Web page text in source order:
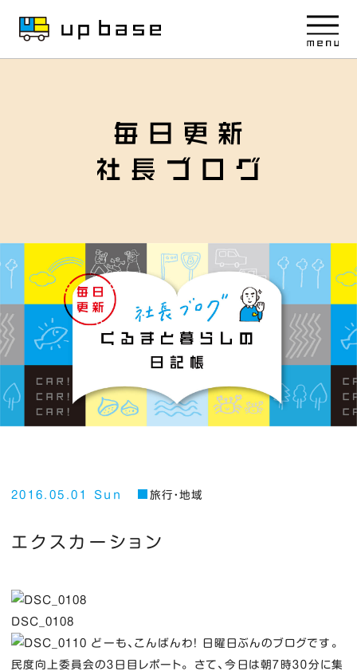
2016.05.01 Sun 旅行・地域
エクスカーション
DSC_0108
どーも、こんばんわ！ 日曜日ぶんのブログです。
民度向上委員会の３日目レポート。 さて、今日は朝７時３０分に集